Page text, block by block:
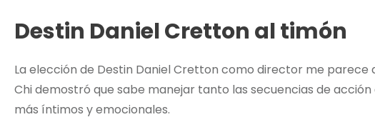
Destin Daniel Cretton al timón
La elección de Destin Daniel Cretton como director me parece
Chi demostró que sabe manejar tanto las secuencias de
más íntimos y emocionales.